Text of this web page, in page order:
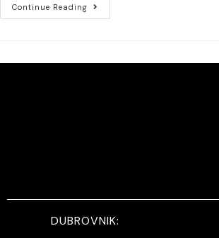
Continue Reading
DUBROVNIK: